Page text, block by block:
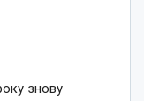
знову